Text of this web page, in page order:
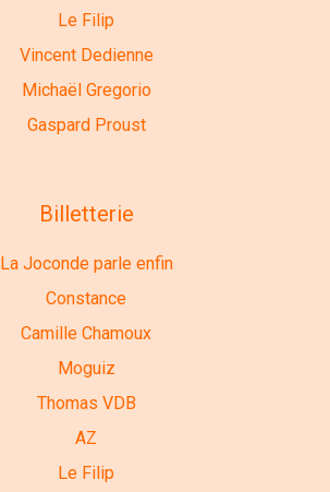
Le Filip
Vincent Dedienne
Michaël Gregorio
Gaspard Proust
Billetterie
La Joconde parle enfin
Constance
Camille Chamoux
Moguiz
Thomas VDB
AZ
Le Filip